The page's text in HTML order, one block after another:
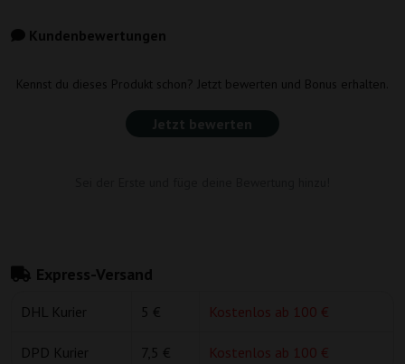
Kundenbewertungen
Kennst du dieses Produkt schon? Jetzt bewerten und Bonus erhalten.
Jetzt bewerten
Express-Versand
DHL Kurier 5 € Kostenlos ab 100 €
DPD Kurier 7,5 € Kostenlos ab 100 €